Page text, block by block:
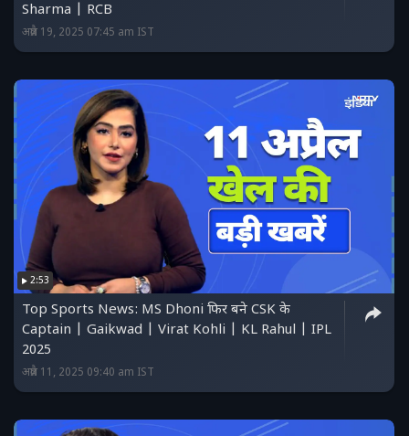
Sharma | RCB
अप्रैल 19, 2025 07:45 am IST
2:53
Top Sports News: MS Dhoni फिर बने CSK के
Captain | Gaikwad | Virat Kohli | KL Rahul | IPL
2025
अप्रैल 11, 2025 09:40 am IST